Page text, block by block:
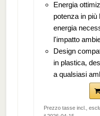
Energia
potenza in
energia
l'impatto
Design
in plastica,
a qualsiasi
Prezzo tasse incl.,